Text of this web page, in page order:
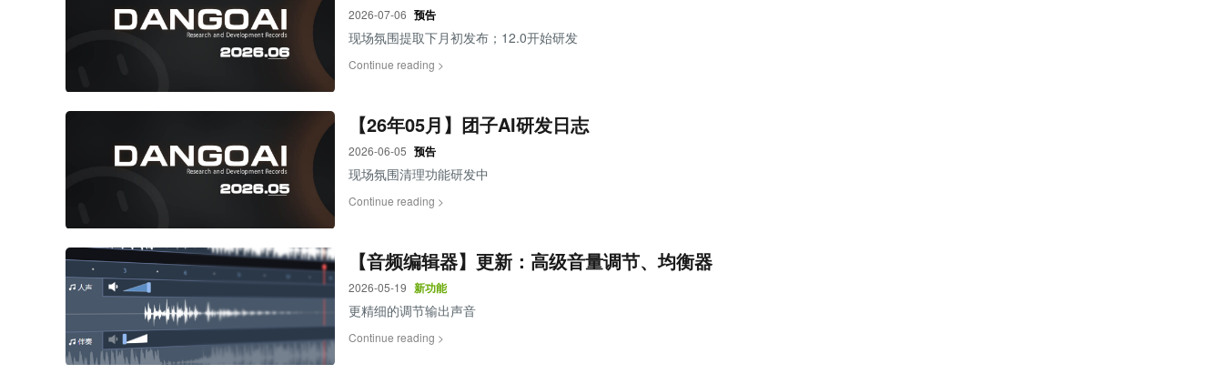
2026-07-06 预告
现场氛围提取下月初发布；12.0开始研发
Continue reading >
【26年05月】团子AI研发日志
2026-06-05 预告
现场氛围清理功能研发中
Continue reading >
【音频编辑器】更新：高级音量调节、均衡器
2026-05-19 新功能
更精细的调节输出声音
Continue reading >